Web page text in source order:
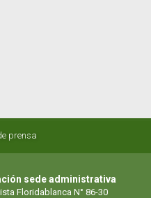
prensa
sede administrativa
Floridablanca N° 86-30